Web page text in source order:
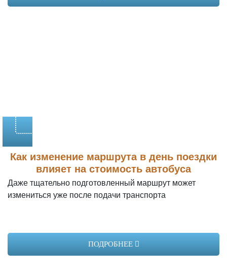
Год выпуска:
Как изменение маршрута в день поездки
влияет на стоимость автобуса
Даже тщательно подготовленный маршрут может
измениться уже после подачи транспорта
ПОДРОБНЕЕ